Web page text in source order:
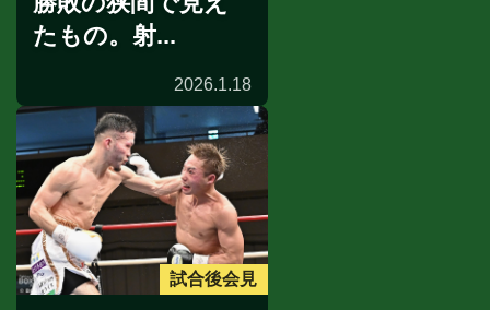
たもの。射...
2026.1.18
試合後会見